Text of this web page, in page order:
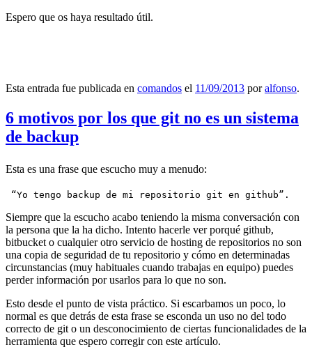
Espero que os haya resultado útil.
Esta entrada fue publicada en comandos el 11/09/2013 poralfonso.
6 motivos por los que git no es un sistema
de backup
Esta es una frase que escucho muy a menudo:
“Yo tengo backup de mi repositorio git en github”.
Siempre que la escucho acabo teniendo la misma conversación con
la persona que la ha dicho. Intento hacerle ver porqué github,
bitbucket o cualquier otro servicio de hosting de repositorios no son
una copia de seguridad de tu repositorio y cómo en determinadas
circunstancias (muy habituales cuando trabajas en equipo) puedes
perder información por usarlos para lo que no son.
Esto desde el punto de vista práctico. Si escarbamos un poco, lo
normal es que detrás de esta frase se esconda un uso no del todo
correcto de git o un desconocimiento de ciertas funcionalidades de la
herramienta que espero corregir con este artículo.